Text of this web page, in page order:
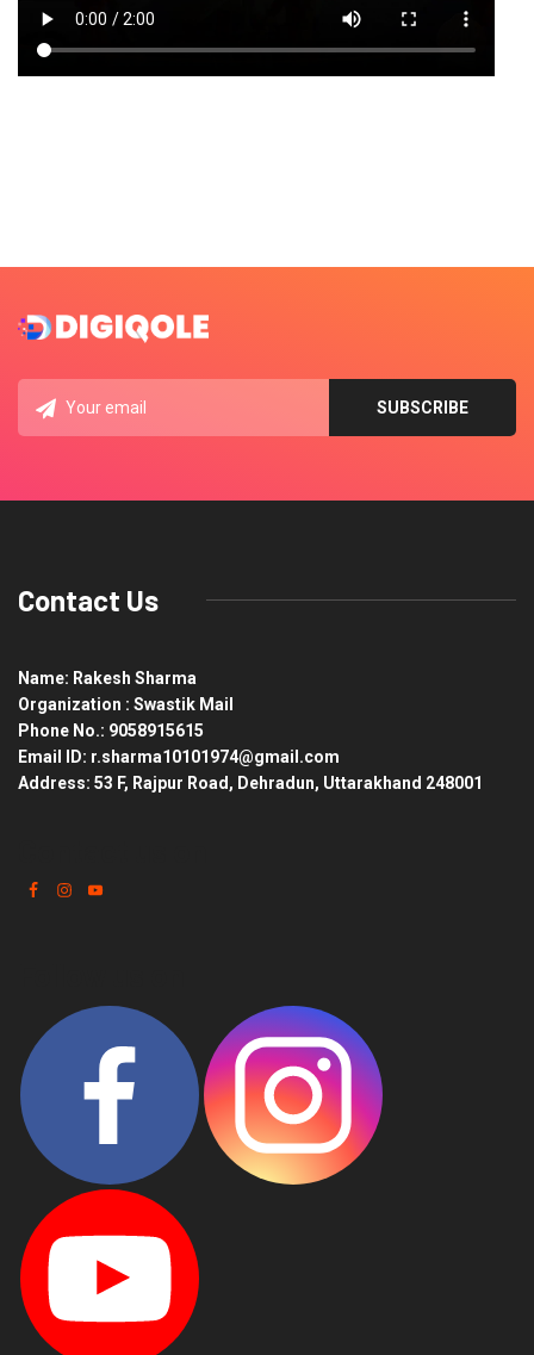
Contact Us
Name: Rakesh Sharma
Organization : Swastik Mail
Phone No.: 9058915615
Email ID: r.sharma10101974@gmail.com
Address: 53 F, Rajpur Road, Dehradun, Uttarakhand 248001